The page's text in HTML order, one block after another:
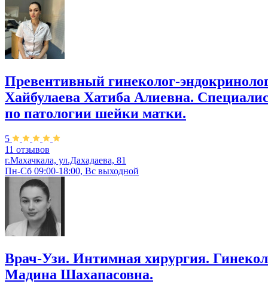
Превентивный гинеколог-
Хайбулаева Хатиба Алиевна.
по патологии шейки матки.
5
11 отзывов
г.Махачкала, ул.Дахадаева, 81
Пн-Сб 09:00-18:00, Вс выходной
Врач-Узи. Интимная хирургия.
Мадина Шахапасовна.